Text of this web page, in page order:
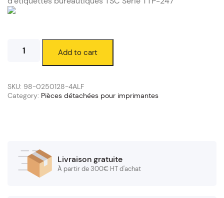
d'impression
TTP-
247
Add to cart
SKU: 98-0250128-4ALF
Category: Pièces détachées pour imprimantes
Livraison gratuite
À partir de 300€ HT d'achat